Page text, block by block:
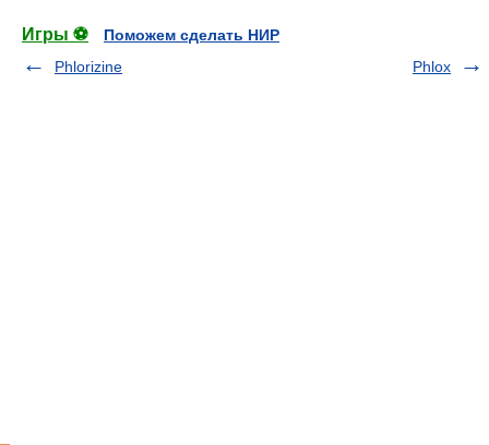
Игры ⚽
Поможем сделать НИР
Phlorizine
Phlox